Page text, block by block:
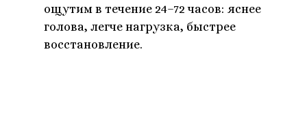
ощутим в течение 24–72 часов: яснее
голова, легче нагрузка, быстрее
восстановление.